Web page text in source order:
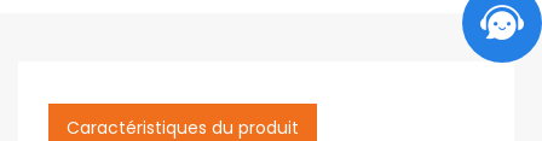
Caractéristiques du produit